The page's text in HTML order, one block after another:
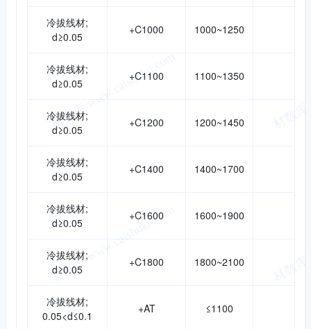
冷拔线材;
d≥0.05
+C1000 1000~1250
冷拔线材;
d≥0.05
+C1100 1100~1350
冷拔线材;
d≥0.05
+C1200 1200~1450
冷拔线材;
d≥0.05
+C1400 1400~1700
冷拔线材;
d≥0.05
+C1600 1600~1900
冷拔线材;
d≥0.05
+C1800 1800~2100
冷拔线材;
0.05<d≤0.1
+AT ≤1100